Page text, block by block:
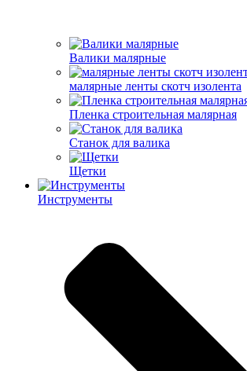
Валики малярные
малярные ленты скотч изолента
Пленка строительная малярная
Станок для валика
Щетки
Инструменты